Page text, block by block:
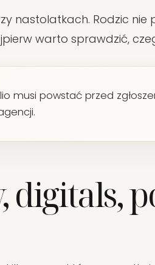
nastolatkach. Rodzic nie
warto sprawdzić,
musi powstać przed
digitals,